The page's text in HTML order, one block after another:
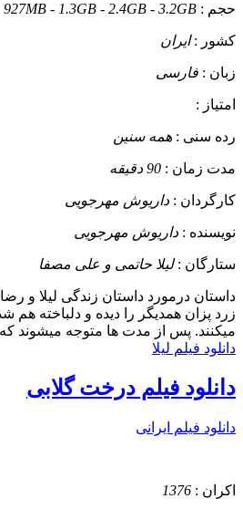
حجم : 927MB - 1.3GB - 2.4GB - 3.2GB
کشور :ایران
زبان : فارسی
امتیاز :
رده سنی : همه سنین
مدت زمان : 90 دقیقه
کارگردان : داریوش مهرجویی
نویسنده : داریوش مهرجویی
ستارگان :لیلا حاتمی و علی مصفا
داستان درمورد داستان زندگی لیلا و
زرد پزان همدیگر را دیده و دلباخته هم
میکنند. پس از مدت ها متوجه میشوند که
دانلود فیلم لیلا
دانلود فیلم درخت گلابی
دانلود فیلم ایرانی
اکران : 1376